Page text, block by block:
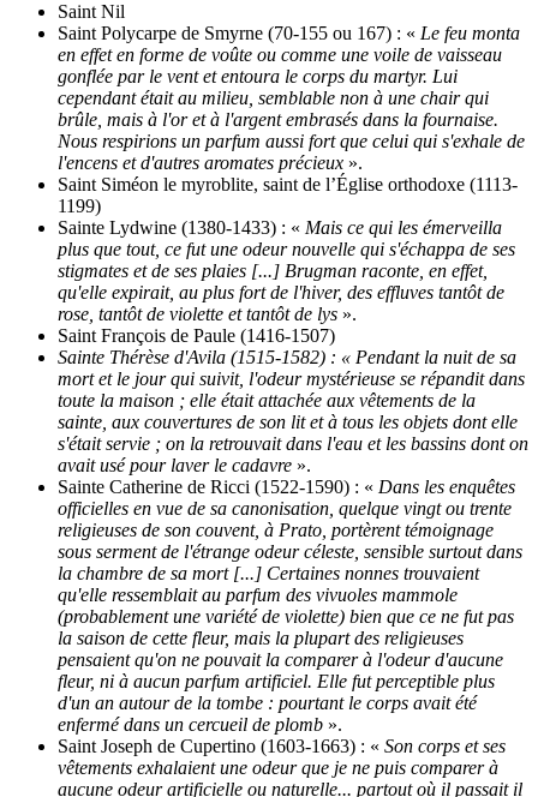
Saint Nil
Saint Polycarpe de Smyrne (70-155 ou 167) : « Le feu monta
en effet en forme de voûte ou comme une voile de vaisseau
gonflée par le vent et entoura le corps du martyr. Lui
cependant était au milieu, semblable non à une chair qui
brûle, mais à l'or et à l'argent embrasés dans la fournaise.
Nous respirions un parfum aussi fort que celui qui s'exhale de
l'encens et d'autres aromates précieux ».
Saint Siméon le myroblite, saint de l’Église orthodoxe (1113-
1199)
Sainte Lydwine (1380-1433) : « Mais ce qui les émerveilla
plus que tout, ce fut une odeur nouvelle qui s'échappa de ses
stigmates et de ses plaies [...] Brugman raconte, en effet,
qu'elle expirait, au plus fort de l'hiver, des effluves tantôt de
rose, tantôt de violette et tantôt de lys ».
Saint François de Paule (1416-1507)
Sainte Thérèse d'Avila (1515-1582) : « Pendant la nuit de sa
mort et le jour qui suivit, l'odeur mystérieuse se répandit dans
toute la maison ; elle était attachée aux vêtements de la
sainte, aux couvertures de son lit et à tous les objets dont elle
s'était servie ; on la retrouvait dans l'eau et les bassins dont on
avait usé pour laver le cadavre ».
Sainte Catherine de Ricci (1522-1590) : « Dans les enquêtes
officielles en vue de sa canonisation, quelque vingt ou trente
religieuses de son couvent, à Prato, portèrent témoignage
sous serment de l'étrange odeur céleste, sensible surtout dans
la chambre de sa mort [...] Certaines nonnes trouvaient
qu'elle ressemblait au parfum des vivuoles mammole
(probablement une variété de violette) bien que ce ne fut pas
la saison de cette fleur, mais la plupart des religieuses
pensaient qu'on ne pouvait la comparer à l'odeur d'aucune
fleur, ni à aucun parfum artificiel. Elle fut perceptible plus
d'un an autour de la tombe : pourtant le corps avait été
enfermé dans un cercueil de plomb ».
Saint Joseph de Cupertino (1603-1663) : « Son corps et ses
vêtements exhalaient une odeur que je ne puis comparer à
aucune odeur artificielle ou naturelle... partout où il passait il